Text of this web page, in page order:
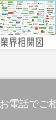
お電話でご